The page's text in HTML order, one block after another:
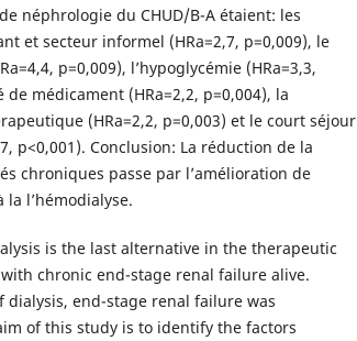
néphrologie du CHUD/B-A étaient: les
et secteur informel (HRa=2,7, p=0,009), le
p=0,009), l’hypoglycémie (HRa=3,3,
médicament (HRa=2,2, p=0,004), la
(HRa=2,2, p=0,003) et le court séjour
p<0,001). Conclusion: La réduction de la
chroniques passe par l’amélioration de
la l’hémodialyse.
is the last alternative in the therapeutic
chronic end-stage renal failure alive.
end-stage renal failure was
of this study is to identify the factors